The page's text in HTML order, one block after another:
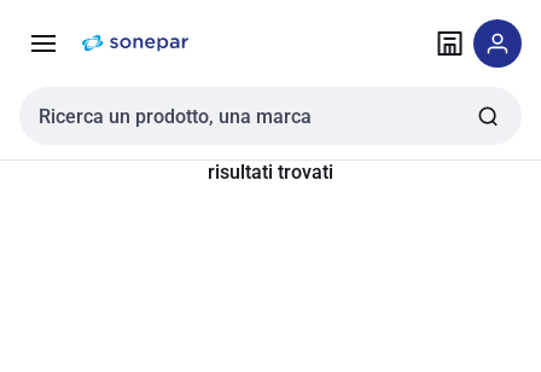
navigazione alla
Cerca input
risultati trovati